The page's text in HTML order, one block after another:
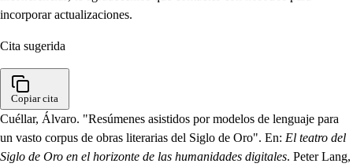
incorporar actualizaciones.
Cita sugerida
Copiar cita
Cuéllar, Álvaro. "Resúmenes asistidos por modelos de lenguaje para
un vasto corpus de obras literarias del Siglo de Oro". En: El teatro del
Siglo de Oro en el horizonte de las humanidades digitales. Peter Lang,